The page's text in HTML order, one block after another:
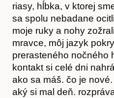
riasy, hĺbka, v ktorej
sa spolu nebadane
moje ruky a nohy zožrali
mravce, môj jazyk
prerasteného nočného
kontakt si celé dni
ako sa máš. čo je nové.
aký si mal deň.